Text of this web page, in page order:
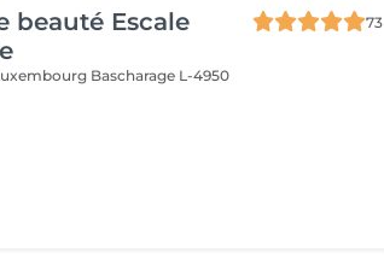
beauté Escale
73
Bascharage L-4950